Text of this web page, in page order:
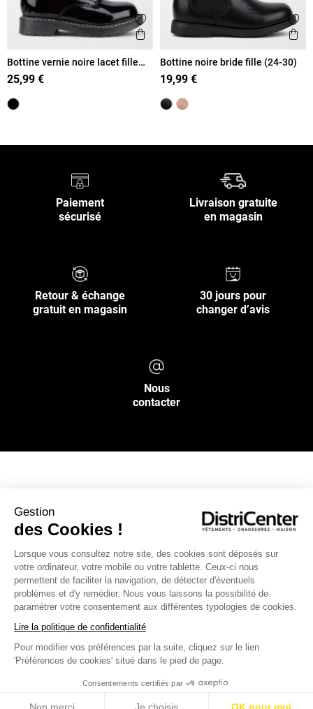
Gestion
des Cookies !
Lorsque vous consultez notre site, des cookies sont déposés sur
votre ordinateur, votre mobile ou votre tablette. Ceux-ci nous
permettent de faciliter la navigation, de détecter d'éventuels
problèmes et d'y remédier. Nous vous laissons la possibilité de
paramétrer votre consentement aux différentes typologies de cookies.
Lire la politique de confidentialité
Pour modifier vos préférences par la suite, cliquez sur le lien
'Préférences de cookies' situé dans le pied de page.
Consentements certifiés par
Ajouter aux favoris
Aperçu rapide
Bottine vernie noire lacet fille
(24-30)
25,99 €
Bottine noire bride fille (24-30)
19,99 €
Paiement
sécurisé
Livraison gratuite
en magasin
Retour & échange
gratuit en magasin
30 jours pour
changer d’avis
Nous
contacter
INFOS PRATIQUES
L’ENSEIGNE DISTRICENTER
Suivez-nous
Moyens de paiement